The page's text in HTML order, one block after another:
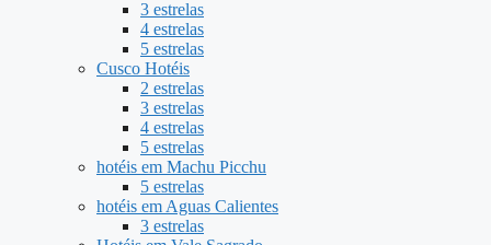
3 estrelas
4 estrelas
5 estrelas
Cusco Hotéis
2 estrelas
3 estrelas
4 estrelas
5 estrelas
hotéis em Machu Picchu
5 estrelas
hotéis em Aguas Calientes
3 estrelas